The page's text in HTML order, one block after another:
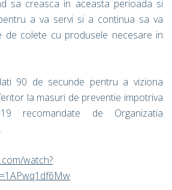
sa creasca in aceasta perioada si
a va servi si a continua sa va
de colete cu produsele necesare in
90 de secunde pentru a viziona
la masuri de preventie impotriva
19 recomandate de Organizatia
watch?